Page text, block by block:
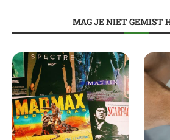
MAG JE NIET GEMIST